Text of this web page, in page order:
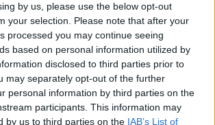
by us, please use the below opt-out
your selection. Please note that after your
processed you may continue seeing
based on personal information utilized by
disclosed to third parties prior to
may separately opt-out of the further
personal information by third parties on the
participants. This information may
by us to third parties on the IAB’s List of
avrådan från bad består –
kontroll
2026 06.20